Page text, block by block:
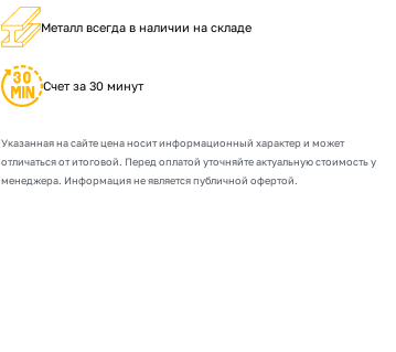
Металл всегда в наличии на складе
Счет за 30 минут
Указанная на сайте цена носит информационный характер и может
отличаться от итоговой. Перед оплатой уточняйте актуальную стоимость у
менеджера. Информация не является публичной офертой.